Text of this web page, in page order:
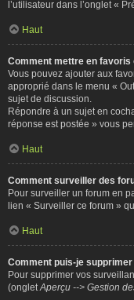
l’utilisateur dans l’onglet «
Haut
Comment mettre en
Vous pouvez ajouter aux
approprié dans le menu «
sujet de discussion.
Répondre à un sujet en
réponse est postée » vous
Haut
Comment surveiller des
Pour surveiller un forum en
lien « Surveiller ce forum »
Haut
Comment puis-je
Pour supprimer vos
(onglet Aperçu --> Gestion